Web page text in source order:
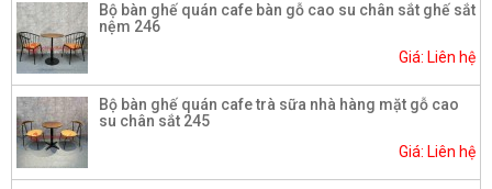
Bộ bàn ghế quán cafe bàn gỗ cao su chân sắt ghế sắt
nệm 246
Giá: Liên hệ
Bộ bàn ghế quán cafe trà sữa nhà hàng mặt gỗ cao
su chân sắt 245
Giá: Liên hệ